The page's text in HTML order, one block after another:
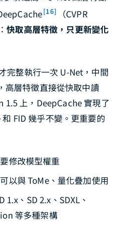
[16]
（CVPR
快取高層特徵，只更新變化
完整執行一次 U-Net，中間
高層特徵直接從快取中讀
上，DeepCache 實現了
和 FID 幾乎不變。更重要的
修改模型權重
與 ToMe、量化疊加使用
、SD 2.x、SDXL、
等多種架構